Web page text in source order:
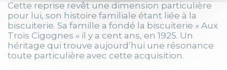
Cette reprise revêt une dimension particulière
pour lui, son histoire familiale étant liée à la
biscuiterie. Sa famille a fondé la biscuiterie « Aux
Trois Cigognes » il y a cent ans, en 1925. Un
héritage qui trouve aujourd’hui une résonance
toute particulière avec cette acquisition.